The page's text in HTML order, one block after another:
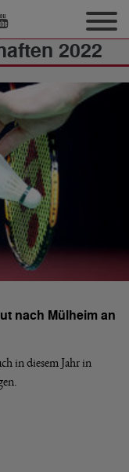
2022
nach Mülheim an
in diesem Jahr in